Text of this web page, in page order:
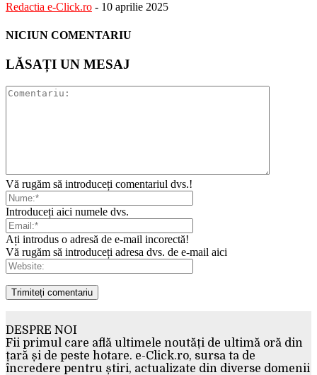
Redactia e-Click.ro - 10 aprilie 2025
NICIUN COMENTARIU
LĂSAȚI UN MESAJ
Vă rugăm să introduceți comentariul dvs.!
Introduceți aici numele dvs.
Ați introdus o adresă de e-mail incorectă!
Vă rugăm să introduceți adresa dvs. de e-mail aici
DESPRE NOI
Fii primul care află ultimele noutăți de ultimă oră din
țară și de peste hotare. e-Click.ro, sursa ta de
încredere pentru știri, actualizate din diverse domenii